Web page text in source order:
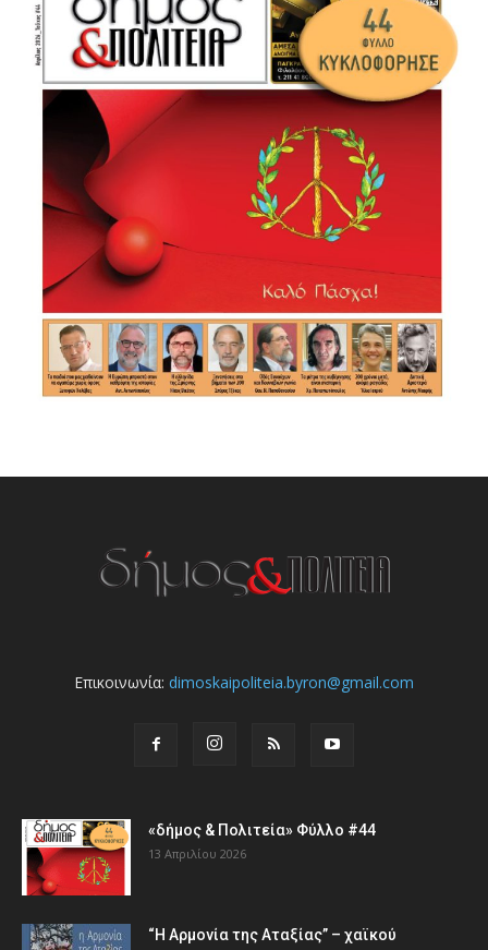
Επικοινωνία: dimoskaipoliteia.byron@gmail.com
«δήμος & Πολιτεία» Φύλλο #44
13 Απριλίου 2026
“Η Αρμονία της Αταξίας” – χαϊκού